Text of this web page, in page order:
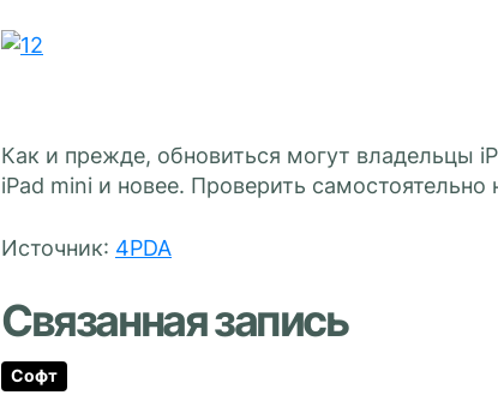
Как и прежде, обновиться могут владельцы
iPad mini и новее. Проверить
Источник: 4PDA
Связанная запись
Софт